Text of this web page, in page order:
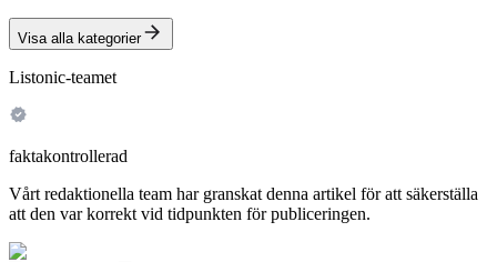
Visa alla kategorier
Listonic-teamet
faktakontrollerad
Vårt redaktionella team har granskat denna artikel för att säkerställa
att den var korrekt vid tidpunkten för publiceringen.